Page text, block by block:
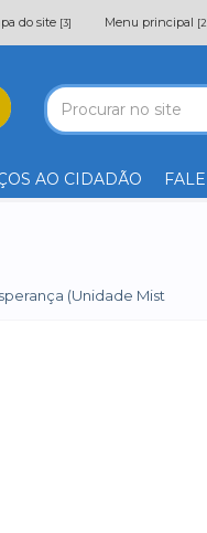
do site [3] Menu principal
AO CIDADÃO
(Unidade Mist